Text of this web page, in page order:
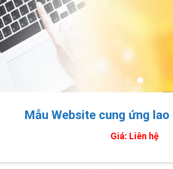
Mẫu Website cung ứng
Giá: Liên hệ